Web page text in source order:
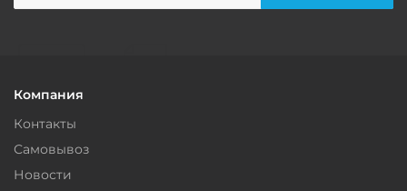
Компания
Контакты
Самовывоз
Новости